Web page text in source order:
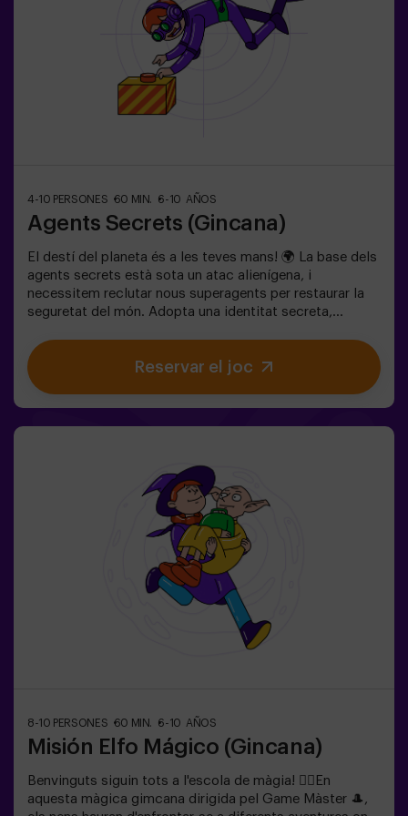
4-10 PERSONES 60 MIN. 6-10 AÑOS
Agents Secrets (Gincana)
El destí del planeta és a les teves mans! 🌍 La base dels
agents secrets està sota un atac alienígena, i
necessitem reclutar nous superagents per restaurar la
seguretat del món. Adopta una identitat secreta,
excepcional, preparat per enfrontar qualsevol
amenaça. 💪 Cada segon compta!Estàs preparat per
acceptar la missió?🎯 El joc està dissenyat
a nens ambientada en un entrenament de superagents.
Inclou un joc de làsers. L’activitat es fa a les fosques
amb llums LED. Les gimcanes són una sèrie de jocs
físics en equip coordinats per un monitor.
Reservar el joc
8-10 PERSONES 60 MIN. 6-10 AÑOS
Misión Elfo Mágico (Gincana)
Benvinguts siguin tots a l'escola de màgia! 🧙‍♀️En
aquesta màgica gimcana dirigida pel Game Màster 🎩,